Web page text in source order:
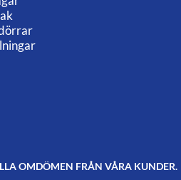
OMDÖMEN FRÅN VÅRA KUNDER.